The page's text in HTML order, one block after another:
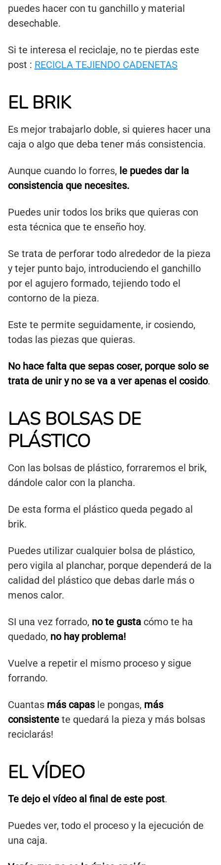
puedes hacer con tu ganchillo y material
desechable.
Si te interesa el reciclaje, no te pierdas este
post : RECICLA TEJIENDO CADENETAS
EL BRIK
Es mejor trabajarlo doble, si quieres hacer una
caja o algo que deba tener más consistencia.
Aunque cuando lo forres, le puedes dar la
consistencia que necesites.
Puedes unir todos los briks que quieras con
esta técnica que te enseño hoy.
Se trata de perforar todo alrededor de la pieza
y tejer punto bajo, introduciendo el ganchillo
por el agujero formado, tejiendo todo el
contorno de la pieza.
Este te permite seguidamente, ir cosiendo,
todas las piezas que quieras.
No hace falta que sepas coser, porque solo se
trata de unir y no se va a ver apenas el cosido.
LAS BOLSAS DE
PLÁSTICO
Con las bolsas de plástico, forraremos el brik,
dándole calor con la plancha.
De esta forma el plástico queda pegado al
brik.
Puedes utilizar cualquier bolsa de plástico,
pero vigila al planchar, porque dependerá de la
calidad del plástico que debas darle más o
menos calor.
SI una vez forrado, no te gusta cómo te ha
quedado, no hay problema!
Vuelve a repetir el mismo proceso y sigue
forrando.
Cuantas más capasle pongas, más
consistente te quedará la pieza y más bolsas
reciclarás!
EL VÍDEO
Te dejo el vídeo al final de este post.
Puedes ver, todo el proceso y la ejecución de
una caja.